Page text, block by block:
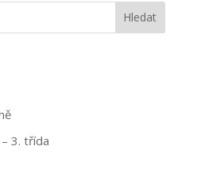
3. třída